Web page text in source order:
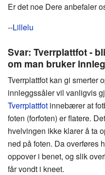
Er det noe Dere anbefaler
--Lillelu
Svar: Tverrplattfot -
om man bruker
Tverrplattfot kan gi smerter
innleggssåler vil vanligvis
Tverrplattfot innebærer at
foten (forfoten) er flatere.
hvelvingen ikke klarer å ta
ned på foten. Da overføres
oppover i benet, og slik
får vondt i kneet.